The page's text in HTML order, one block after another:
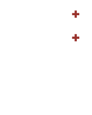
+
+